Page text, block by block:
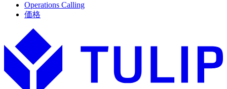
Operations Calling
価格